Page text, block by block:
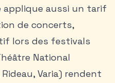
applique aussi un tarif
de concerts,
lors des festivals
National
Varia) rendent